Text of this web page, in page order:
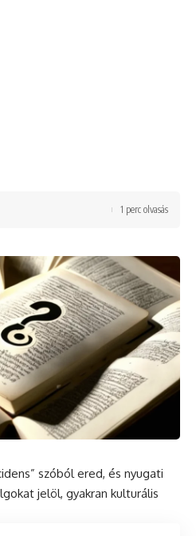
1 perc olvasás
szóból ered, és nyugati
jelöl, gyakran kulturális